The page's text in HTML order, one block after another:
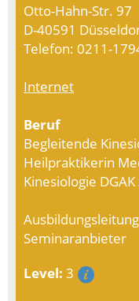
Otto-Hahn-Str. 97
D-40591
Telefon: 0211-
Internet
Beruf
Begleitende
Heilpraktikerin
Kinesiologie
Ausbildungsleitung
Seminaranbieter
Level: 3